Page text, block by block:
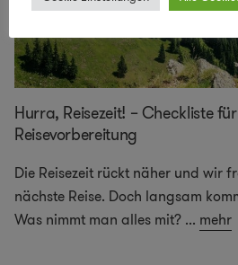
Hurra, Reisezeit! – Checkliste
Reisevorbereitung
Die Reisezeit rückt näher und wir
nächste Reise. Doch langsam
Was nimmt man alles mit? ... mehr